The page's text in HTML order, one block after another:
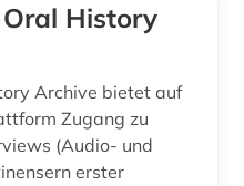
(0)
History
Archive bietet auf
Zugang zu
(Audio- und
erster